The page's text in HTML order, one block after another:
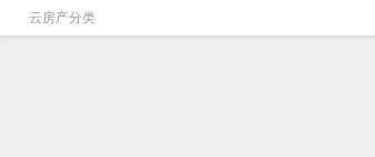
云房产分类